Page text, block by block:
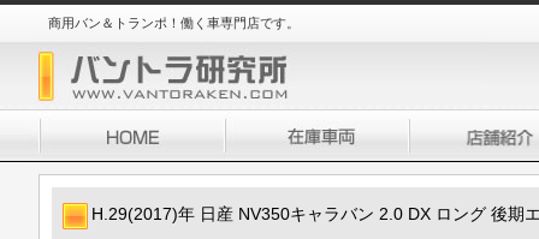
商用バン＆トランポ！働く車専門店です。
H.29(2017)年 日産 NV350キャラバン 2.0 DX ロング 後期